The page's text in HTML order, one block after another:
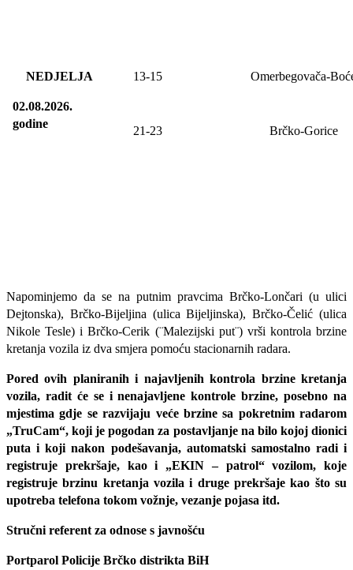
NEDJELJA
02.08.2026.
godine
13-15 Omerbegovača-
21-23 Brčko-Gorice
Napominjemo da se na putnim pravcima Brčko-Lončari (u ulici
Dejtonska), Brčko-Bijeljina (ulica Bijeljinska), Brčko-Čelić (ulica
Nikole Tesle) i Brčko-Cerik (¨Malezijski put¨) vrši kontrola brzine
kretanja vozila iz dva smjera pomoću stacionarnih radara.
Pored ovih planiranih i najavljenih kontrola brzine kretanja
vozila, radit će se i nenajavljene kontrole brzine, posebno na
mjestima gdje se razvijaju veće brzine sa pokretnim radarom
„TruCam“, koji je pogodan za postavljanje na bilo kojoj dionici
puta i koji nakon podešavanja, automatski samostalno radi i
registruje prekršaje, kao i „EKIN – patrol“ vozilom, koje
registruje brzinu kretanja vozila i druge prekršaje kao što su
upotreba telefona tokom vožnje, vezanje pojasa itd.
Stručni referent za odnose s javnošću
Portparol Policije Brčko distrikta BiH